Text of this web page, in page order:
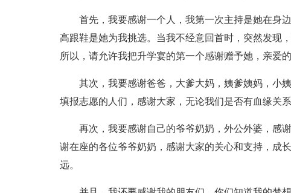
首先，我要感谢一个人，我第一次主持是她在身边
高跟鞋是她为我挑选。当我不经意回首时，突然发现
所以，请允许我把升学宴的第一个感谢赠予她，亲爱
其次，我要感谢爸爸，大爹大妈，姨爹姨妈，小
填报志愿的人们，感谢大家，无论我们是否有血缘关
再次，我要感谢自己的爷爷奶奶，外公外婆，感
谢在座的各位爷爷奶奶，感谢大家的关心和支持，成
远。